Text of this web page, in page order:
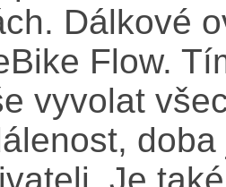
Dálkové
Flow.
vyvolat
Je